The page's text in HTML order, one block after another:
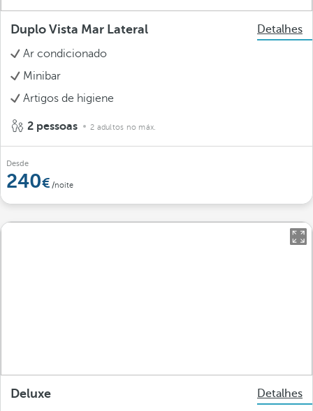
Duplo Vista Mar Lateral
Detalhes
Ar condicionado
Minibar
Artigos de higiene
2 pessoas 2 adultos no máx.
Desde
240 /noite
Deluxe
Detalhes